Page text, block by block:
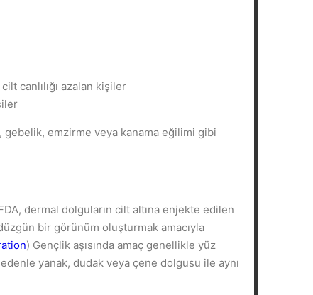
canlılığı azalan kişiler
gebelik, emzirme veya kanama eğilimi gibi
dermal dolguların cilt altına enjekte edilen
bir görünüm oluşturmak amacıyla
) Gençlik aşısında amaç genellikle yüz
yanak, dudak veya çene dolgusu ile aynı